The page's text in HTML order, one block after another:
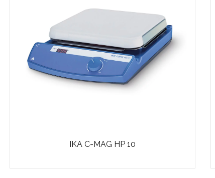
IKA C-MAG HP 10